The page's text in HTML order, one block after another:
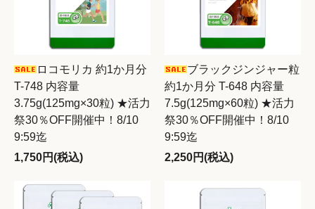
ロコモリカ 約1か月分
T-748 内容量
3.75g(125mg×30粒) ★活力
祭30％OFF開催中！8/10
9:59迄
1,750円(税込)
ブラックジンジャー粒
約1か月分 T-648 内容量
7.5g(125mg×60粒) ★活力
祭30％OFF開催中！8/10
9:59迄
2,250円(税込)